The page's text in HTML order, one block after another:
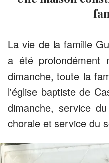
La vie de la famille
a été profondément
dimanche, toute la
l'église baptiste de
dimanche, service
chorale et service du